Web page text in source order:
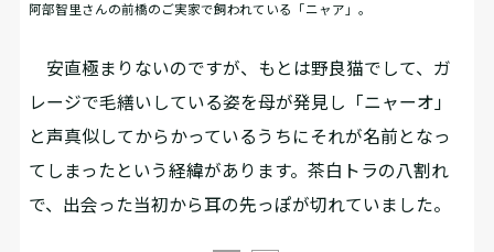
阿部智里さんの前橋のご実家で飼われている「ニャア」。
安直極まりないのですが、もとは野良猫でして、ガ
レージで毛繕いしている姿を母が発見し「ニャーオ」
と声真似してからかっているうちにそれが名前となっ
てしまったという経緯があります。茶白トラの八割れ
で、出会った当初から耳の先っぽが切れていました。